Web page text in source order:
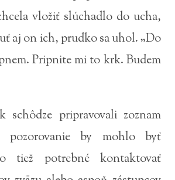
vložiť slúchadlo do ucha,
aj on ich, prudko sa uhol. „Do
Pripnite mi to krk. Budem
schôdze pripravovali zoznam
by mohlo byť
tiež potrebné kontaktovať